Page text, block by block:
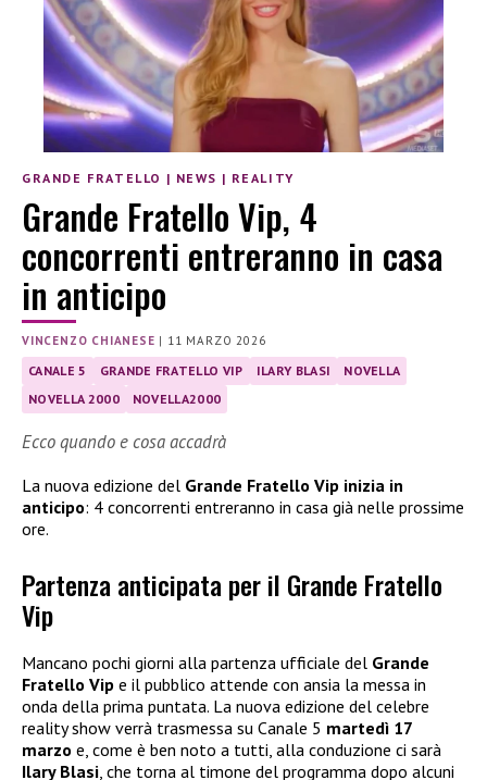
GRANDE FRATELLO | NEWS | REALITY
Grande Fratello Vip, 4
concorrenti entreranno in casa
in anticipo
VINCENZO CHIANESE | 11 MARZO 2026
CANALE 5 GRANDE FRATELLO VIP ILARY BLASI
NOVELLA
NOVELLA 2000
NOVELLA2000
Ecco quando e cosa accadrà
La nuova edizione del Grande Fratello Vip inizia in
anticipo: 4 concorrenti entreranno in casa già nelle prossime
ore.
Partenza anticipata per il Grande Fratello
Vip
Mancano pochi giorni alla partenza ufficiale del Grande
Fratello Vip e il pubblico attende con ansia la messa in
onda della prima puntata. La nuova edizione del celebre
reality show verrà trasmessa su Canale 5 martedì 17
marzo e, come è ben noto a tutti, alla conduzione ci sarà
Ilary Blasi , che torna al timone del programma dopo alcuni